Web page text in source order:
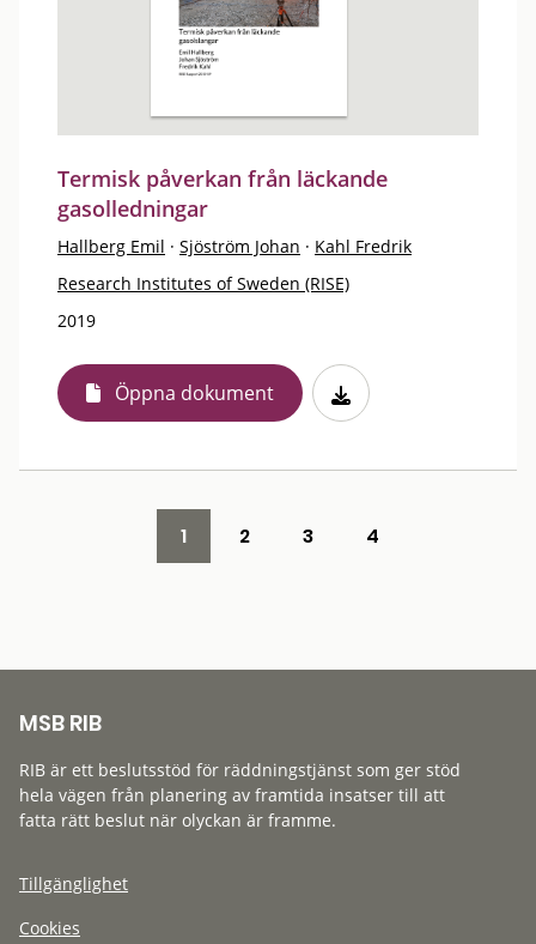
Termisk påverkan från läckande
gasolledningar
Hallberg Emil · Sjöström Johan · Kahl Fredrik
Research Institutes of Sweden (RISE)
2019
Öppna dokument
1 2 3 4
MSB RIB
RIB är ett beslutsstöd för räddningstjänst som ger stöd
hela vägen från planering av framtida insatser till att
fatta rätt beslut när olyckan är framme.
Tillgänglighet
Cookies